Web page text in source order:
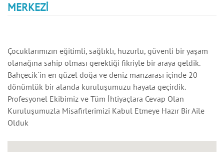
MERKEZİ
Çocuklarımızın eğitimli, sağlıklı, huzurlu, güvenli bir yaşam
olanağına sahip olması gerektiği fikriyle bir araya geldik.
Bahçecik´in en güzel doğa ve deniz manzarası içinde 20
dönümlük bir alanda kuruluşumuzu hayata geçirdik.
Profesyonel Ekibimiz ve Tüm İhtiyaçlara Cevap Olan
Kuruluşumuzla Misafirlerimizi Kabul Etmeye Hazır Bir Aile
Olduk